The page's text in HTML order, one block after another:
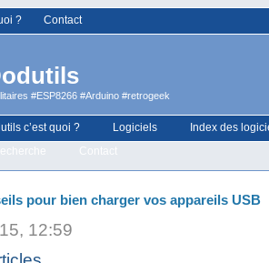
? Contact
#ESP8266 #Arduino #retrogeek
c’est quoi ? Logiciels
Index des
Contact
pour bien charger vos appareils USB
12:59